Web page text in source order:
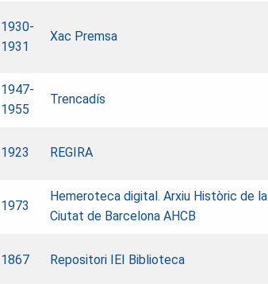
1930-
1931
Xac Premsa
1947-
1955
Trencadís
1923 REGIRA
1973
Hemeroteca digital. Arxiu Històric de la
Ciutat de Barcelona AHCB
1867 Repositori IEI Biblioteca